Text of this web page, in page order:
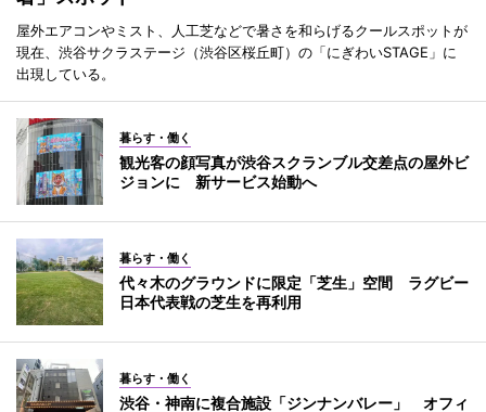
屋外エアコンやミスト、人工芝などで暑さを和らげるクールスポットが
現在、渋谷サクラステージ（渋谷区桜丘町）の「にぎわいSTAGE」に
出現している。
暮らす・働く
観光客の顔写真が渋谷スクランブル交差点の屋外ビ
ジョンに 新サービス始動へ
暮らす・働く
代々木のグラウンドに限定「芝生」空間 ラグビー
日本代表戦の芝生を再利用
暮らす・働く
渋谷・神南に複合施設「ジンナンバレー」 オフィ